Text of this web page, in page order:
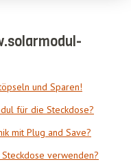
und Sparen!
für die Steckdose?
mit Plug and Save?
verwenden?